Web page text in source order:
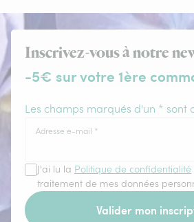
Inscrivez-vous à notre
-5€ sur votre 1ère
Les champs marqués d'un * sont
Adresse e-mail *
J'ai lu la Politique de confidentialité
traitement de mes données
Valider mon